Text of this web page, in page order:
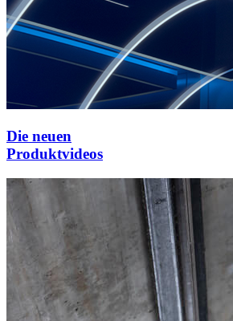
Die neuen
Produktvideos